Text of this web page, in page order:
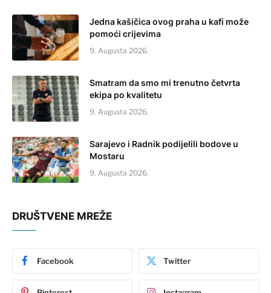
Jedna kašičica ovog praha u kafi može
pomoći crijevima
9. Augusta 2026.
Smatram da smo mi trenutno četvrta
ekipa po kvalitetu
9. Augusta 2026.
Sarajevo i Radnik podijelili bodove u
Mostaru
9. Augusta 2026.
DRUŠTVENE MREŽE
Facebook Twitter